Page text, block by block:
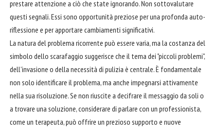
prestare attenzione a ciò che state ignorando. Non sottovalutare
questi segnali. Essi sono opportunità preziose per una profonda auto-
riflessione e per apportare cambiamenti significativi.
La natura del problema ricorrente può essere varia, ma la costanza del
simbolo dello scarafaggio suggerisce che il tema dei "piccoli problemi",
dell'invasione o della necessità di pulizia è centrale. È fondamentale
non solo identificare il problema, ma anche impegnarsi attivamente
nella sua risoluzione. Se non riuscite a decifrare il messaggio da soli o
a trovare una soluzione, considerare di parlare con un professionista,
come un terapeuta, può offrire un prezioso supporto e nuove